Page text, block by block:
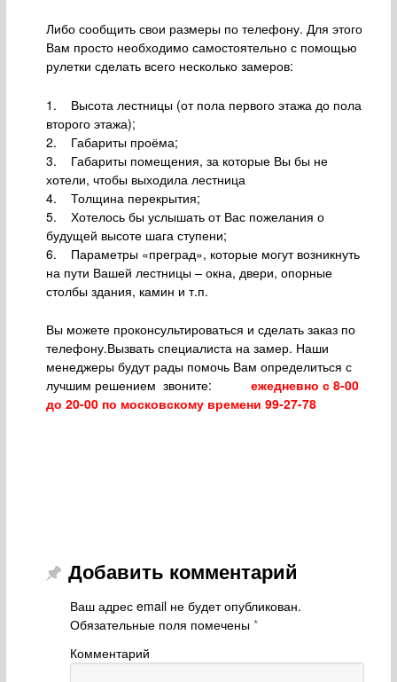
Либо сообщить свои размеры по телефону. Для этого
Вам просто необходимо самостоятельно с помощью
рулетки сделать всего несколько замеров:
1. Высота лестницы (от пола первого этажа до пола
второго этажа);
2. Габариты проёма;
3. Габариты помещения, за которые Вы бы не
хотели, чтобы выходила лестница
4. Толщина перекрытия;
5. Хотелось бы услышать от Вас пожелания о
будущей высоте шага ступени;
6. Параметры «преград», которые могут возникнуть
на пути Вашей лестницы – окна, двери, опорные
столбы здания, камин и т.п.
Вы можете проконсультироваться и сделать заказ по
телефону.Вызвать специалиста на замер. Наши
менеджеры будут рады помочь Вам определиться с
лучшим решением звоните:
ежедневно с 8-00
до 20-00 по московскому времени 99-27-78
Добавить комментарий
Ваш адрес email не будет опубликован.
Обязательные поля помечены *
Комментарий